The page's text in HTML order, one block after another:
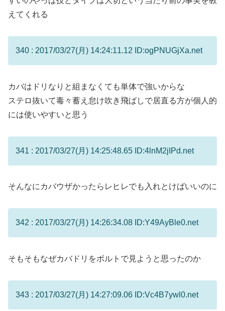
えてくれる
340 : 2017/03/27(月) 14:24:11.12 ID:ogPNUGjXa.net
カバはドリなりと組まなくても単体で強いからな
ステロ抜いて毒々蓄え怠け吹き飛ばしで居直る方が個人的
には使いやすいと思う
341 : 2017/03/27(月) 14:25:48.65 ID:4lnM2jIPd.net
そんなにカバウザかったらレヒレでも入れとけばいいのに
342 : 2017/03/27(月) 14:26:34.08 ID:Y49AyBle0.net
そもそもなぜカバドリをボルトで見ようと思ったのか
343 : 2017/03/27(月) 14:27:09.06 ID:Vc4B7ywl0.net